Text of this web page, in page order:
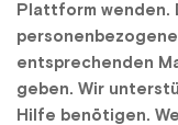
Plattform wenden.
entsprechenden
geben. Wir
Hilfe benötigen.